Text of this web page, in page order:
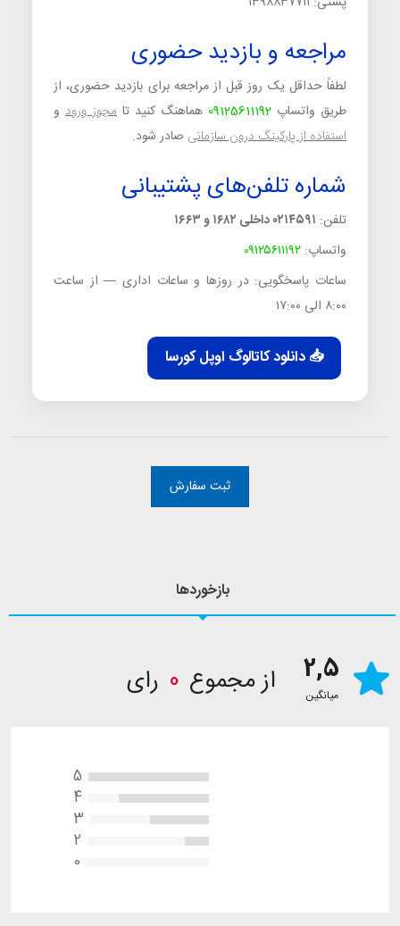
مراجعه و بازدید حضوری
لطفاً حداقل یک روز قبل از مراجعه برای بازدید حضوری، از
طریق واتساپ 09125611192 هماهنگ کنید تا مجوز ورود و
استفاده از پارکینگ درون‌ سازمانی صادر شود.
شماره تلفن‌های پشتیبانی
تلفن: ۰۲۱۴۵۹۱ داخلی ۱۶۸۲ و ۱۶۶۳
واتساپ: ۰۹۱۲۵۶۱۱۱۹۲
ساعات پاسخگویی: در روزها و ساعات اداری — از ساعت
۸:۰۰ الی ۱۷:۰۰
📥 دانلود کاتالوگ اوپل کورسا
ثبت سفارش
بازخوردها
2,5
میانگین از مجموع 0 رای
5
4
3
2
0